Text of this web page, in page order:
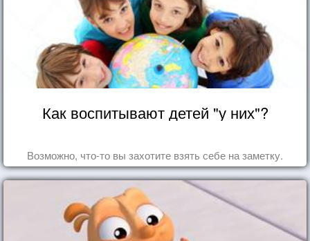
Как воспитывают детей "у них"?
Возможно, что-то вы захотите взять себе на заметку.